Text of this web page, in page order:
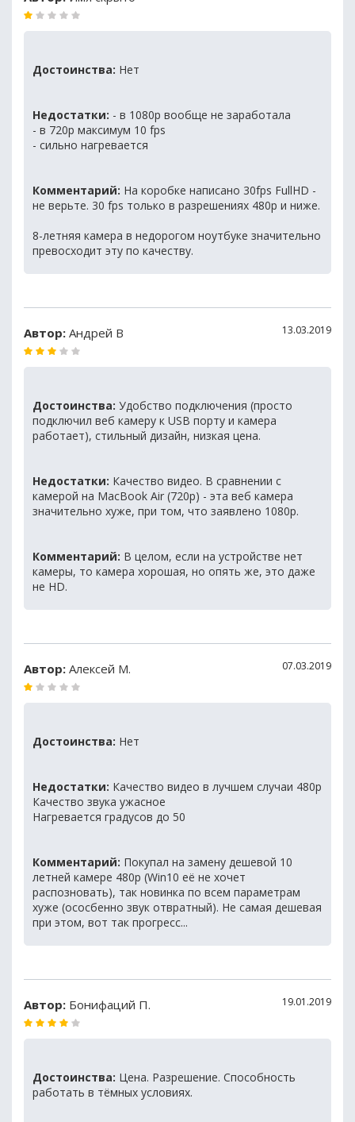
Достоинства: Нет
Недостатки: - в 1080p вообще не заработала
- в 720p максимум 10 fps
- сильно нагревается
Комментарий: На коробке написано 30fps FullHD -
не верьте. 30 fps только в разрешениях 480p и ниже.
8-летняя камера в недорогом ноутбуке значительно
превосходит эту по качеству.
Автор: Андрей В 13.03.2019
Достоинства: Удобство подключения (просто
подключил веб камеру к USB порту и камера
работает), стильный дизайн, низкая цена.
Недостатки: Качество видео. В сравнении с
камерой на MacBook Air (720p) - эта веб камера
значительно хуже, при том, что заявлено 1080p.
Комментарий: В целом, если на устройстве нет
камеры, то камера хорошая, но опять же, это даже
не HD.
Автор: Алексей М. 07.03.2019
Достоинства: Нет
Недостатки: Качество видео в лучшем случаи 480р
Качество звука ужасное
Нагревается градусов до 50
Комментарий: Покупал на замену дешевой 10
летней камере 480р (Win10 её не хочет
распозновать), так новинка по всем параметрам
хуже (ососбенно звук отвратный). Не самая дешевая
при этом, вот так прогресс...
Автор: Бонифаций П. 19.01.2019
Достоинства: Цена. Разрешение. Способность
работать в тёмных условиях.